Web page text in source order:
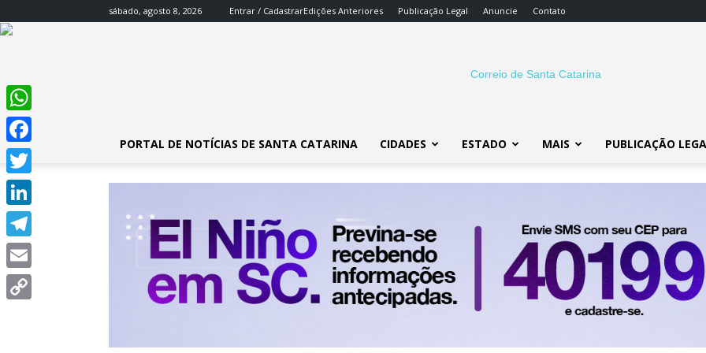
sábado, agosto 8, 2026 Entrar / CadastrarEdições Anteriores Publicação Legal Anuncie Contato
SC
PORTAL DE NOTÍCIAS DE SANTA CATARINA CIDADES ESTADO MAIS PUBLICAÇÃO
WhatsApp
Facebook
Twitter
LinkedIn
Telegram
Email